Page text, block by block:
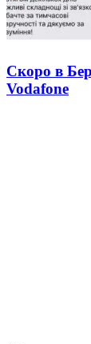
Скоро в
Vodafone